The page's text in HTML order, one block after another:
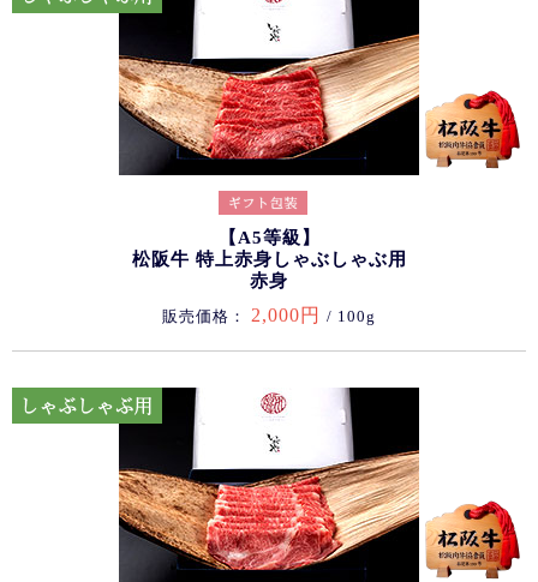
【A5等級】
松阪牛 特上赤身しゃぶしゃぶ用
赤身
販売価格： 2,000円 / 100g